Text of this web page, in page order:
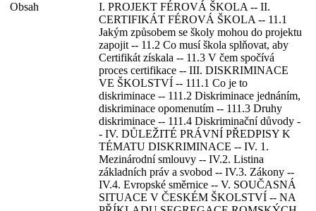
Obsah
I. PROJEKT FÉROVÁ ŠKOLA -- II.
CERTIFIKÁT FÉROVÁ ŠKOLA -- 11.1
Jakým způsobem se školy mohou do projektu
zapojit -- 11.2 Co musí škola splňovat, aby
Certifikát získala -- 11.3 V čem spočívá
proces certifikace -- III. DISKRIMINACE
VE ŠKOLSTVÍ -- 111.1 Co je to
diskriminace -- 111.2 Diskriminace jednáním,
diskriminace opomenutím -- 111.3 Druhy
diskriminace -- 111.4 Diskriminační důvody -
- IV. DŮLEŽITÉ PRÁVNÍ PŘEDPISY K
TÉMATU DISKRIMINACE -- IV. 1.
Mezinárodní smlouvy -- IV.2. Listina
základních práv a svobod -- IV.3. Zákony --
IV.4. Evropské směrnice -- V. SOUČASNÁ
SITUACE V ČESKÉM ŠKOLSTVÍ -- NA